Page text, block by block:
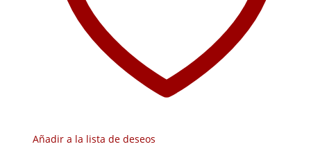
Añadir a la lista de deseos